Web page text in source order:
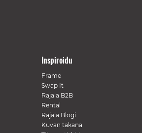
Inspiroidu
Frame
Swap It
Rajala B2B
Rental
Rajala Blogi
Kuvan takana